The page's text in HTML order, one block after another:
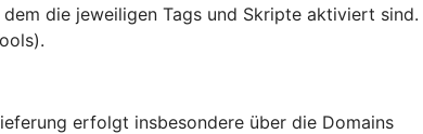
die jeweiligen Tags und Skripte aktiviert sind.
erfolgt insbesondere über die Domains